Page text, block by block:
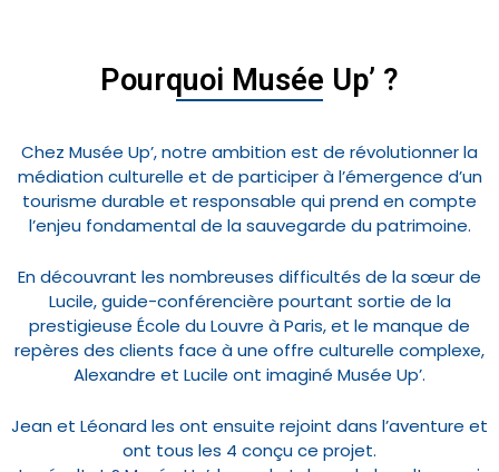
Pourquoi Musée Up’ ?
Chez Musée Up’, notre ambition est de révolutionner la
médiation culturelle et de participer à l’émergence d’un
tourisme durable et responsable qui prend en compte
l’enjeu fondamental de la sauvegarde du patrimoine.
En découvrant les nombreuses difficultés de la sœur de
Lucile, guide-conférencière pourtant sortie de la
prestigieuse École du Louvre à Paris, et le manque de
repères des clients face à une offre culturelle complexe,
Alexandre et Lucile ont imaginé Musée Up’.
Jean et Léonard les ont ensuite rejoint dans l’aventure et
ont tous les 4 conçu ce projet.